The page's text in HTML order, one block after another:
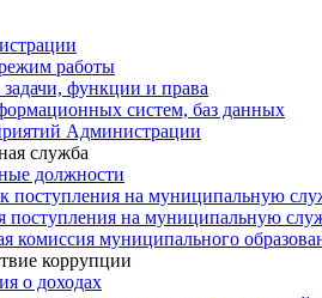
работы
функции и права
систем, баз данных
Администрации
служба
должности
поступления на муниципальную
поступления на муниципальную
комиссия муниципального
коррупции
о доходах